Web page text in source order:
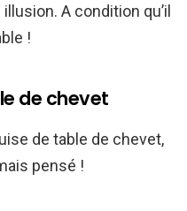
A condition qu’il
!
de chevet
de table de chevet,
pensé !